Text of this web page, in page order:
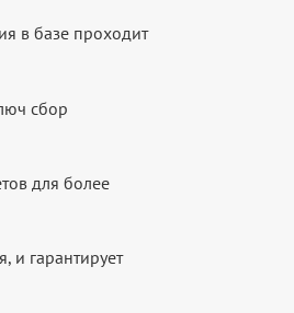
в базе проходит
сбор
для более
и гарантирует